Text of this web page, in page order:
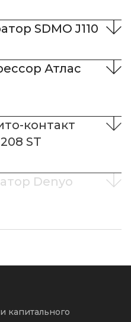
SDMO J110
Атлас
контакт
ST
Denyo
капитального